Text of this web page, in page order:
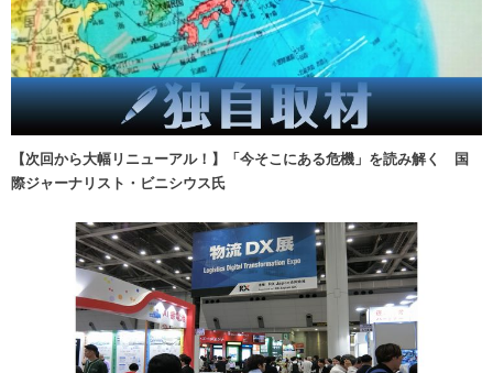
【次回から大幅リニューアル！】「今そこにある危機」を読み解く 国
際ジャーナリスト・ビニシウス氏